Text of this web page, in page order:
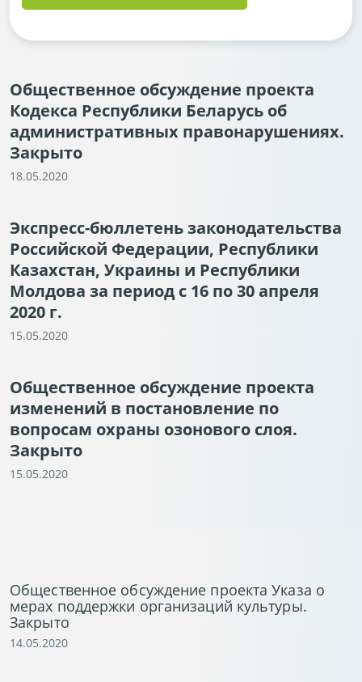
Общественное обсуждение проекта
Кодекса Республики Беларусь об
административных правонарушениях.
Закрыто
18.05.2020
Экспресс-бюллетень законодательства
Российской Федерации, Республики
Казахстан, Украины и Республики
Молдова за период с 16 по 30 апреля
2020 г.
15.05.2020
Общественное обсуждение проекта
изменений в постановление по
вопросам охраны озонового слоя.
Закрыто
15.05.2020
Общественное обсуждение проекта Указа о
мерах поддержки организаций культуры.
Закрыто
14.05.2020